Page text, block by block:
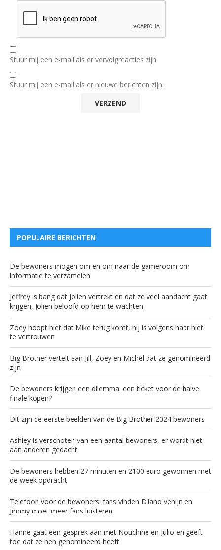
Stuur mij een e-mail als er vervolgreacties zijn.
Stuur mij een e-mail als er nieuwe berichten zijn.
POPULAIRE BERICHTEN
De bewoners mogen om en om naar de gameroom om
informatie te verzamelen
Jeffrey is bang dat Jolien vertrekt en dat ze veel aandacht gaat
krijgen, Jolien beloofd op hem te wachten
Zoey hoopt niet dat Mike terug komt, hij is volgens haar niet
te vertrouwen
Big Brother vertelt aan Jill, Zoey en Michel dat ze genomineerd
zijn
De bewoners krijgen een dilemma: een ticket voor de halve
finale kopen?
Dit zijn de eerste beelden van de Big Brother 2024 bewoners
Ashley is verschoten van een aantal bewoners, er wordt niet
aan anderen gedacht
De bewoners hebben 27 minuten en 2100 euro gewonnen met
de week opdracht
Telefoon voor de bewoners: fans vinden Dilano venijn en
Jimmy moet meer fans luisteren
Hanne gaat een gesprek aan met Nouchine en Julio en geeft
toe dat ze hen genomineerd heeft